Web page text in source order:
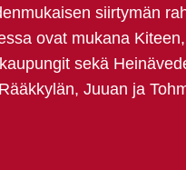
siirtymän
ovat mukana
sekä
Juuan ja